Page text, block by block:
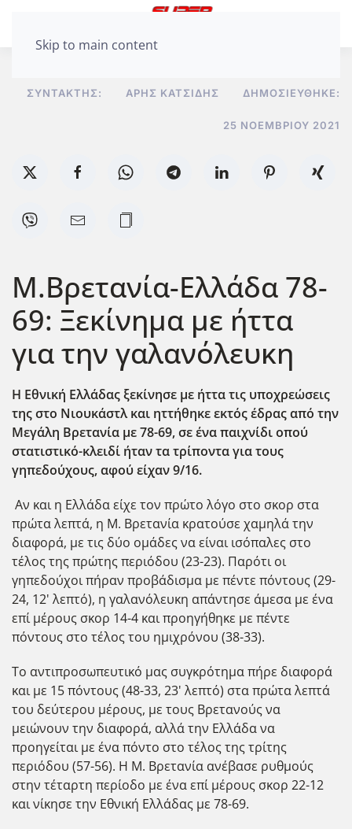
Skip to main content
ΣΥΝΤΆΚΤΗΣ: ΆΡΗΣ ΚΑΤΣΊΔΗΣ ΔΗΜΟΣΙΕΎΘΗΚΕ:
25 ΝΟΕΜΒΡΊΟΥ 2021
M.Βρετανία-Ελλάδα 78-
69: Ξεκίνημα με ήττα
για την γαλανόλευκη
Η Εθνική Ελλάδας ξεκίνησε με ήττα τις υποχρεώσεις
της στο Νιουκάστλ και ηττήθηκε εκτός έδρας από την
Μεγάλη Βρετανία με 78-69, σε ένα παιχνίδι οπού
στατιστικό-κλειδί ήταν τα τρίποντα για τους
γηπεδούχους, αφού είχαν 9/16.
Αν και η Ελλάδα είχε τον πρώτο λόγο στο σκορ στα
πρώτα λεπτά, η Μ. Βρετανία κρατούσε χαμηλά την
διαφορά, με τις δύο ομάδες να είναι ισόπαλες στο
τέλος της πρώτης περιόδου (23-23). Παρότι οι
γηπεδούχοι πήραν προβάδισμα με πέντε πόντους (29-
24, 12' λεπτό), η γαλανόλευκη απάντησε άμεσα με ένα
επί μέρους σκορ 14-4 και προηγήθηκε με πέντε
πόντους στο τέλος του ημιχρόνου (38-33).
Το αντιπροσωπευτικό μας συγκρότημα πήρε διαφορά
και με 15 πόντους (48-33, 23' λεπτό) στα πρώτα λεπτά
του δεύτερου μέρους, με τους Βρετανούς να
μειώνουν την διαφορά, αλλά την Ελλάδα να
προηγείται με ένα πόντο στο τέλος της τρίτης
περιόδου (57-56). Η Μ. Βρετανία ανέβασε ρυθμούς
στην τέταρτη περίοδο με ένα επί μέρους σκορ 22-12
και νίκησε την Εθνική Ελλάδας με 78-69.